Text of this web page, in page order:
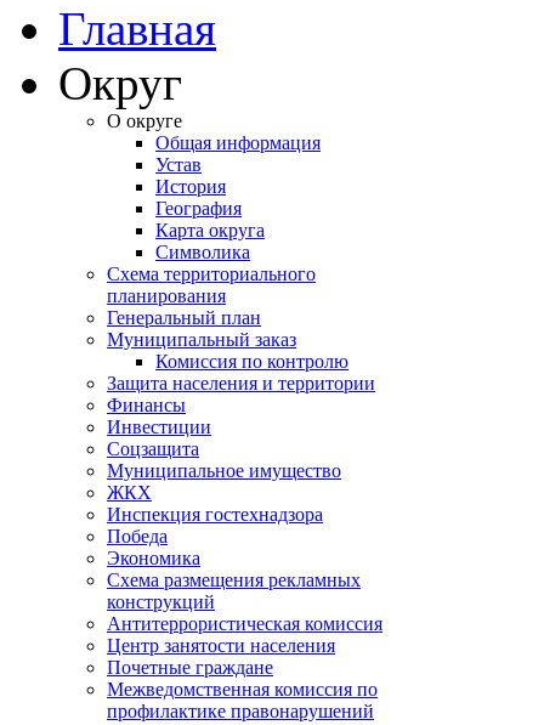
Главная
Округ
О округе
Общая информация
Устав
История
География
Карта округа
Символика
Схема территориального
планирования
Генеральный план
Муниципальный заказ
Комиссия по контролю
Защита населения и территории
Финансы
Инвестиции
Соцзащита
Муниципальное имущество
ЖКХ
Инспекция гостехнадзора
Победа
Экономика
Схема размещения рекламных
конструкций
Антитеррористическая комиссия
Центр занятости населения
Почетные граждане
Межведомственная комиссия по
профилактике правонарушений